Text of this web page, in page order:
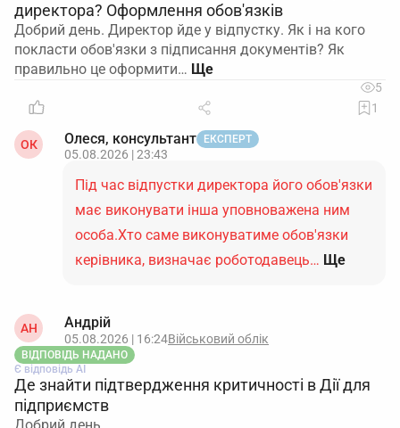
директора? Оформлення обов'язків
Добрий день. Директор йде у відпустку. Як і на кого
покласти обов'язки з підписання документів? Як
правильно це оформити…
5
1
ОК Олеся, консультант ЕКСПЕРТ
05.08.2026 | 23:43
Під час відпустки директора його обов'язки
має виконувати інша уповноважена ним
особа.Хто саме виконуватиме обов'язки
керівника, визначає роботодавець… Ще
АН Андрій
05.08.2026 | 16:24Військовий облік
ВІДПОВІДЬ НАДАНО
Є відповідь АІ
Де знайти підтвердження критичності в Дії для
підприємств